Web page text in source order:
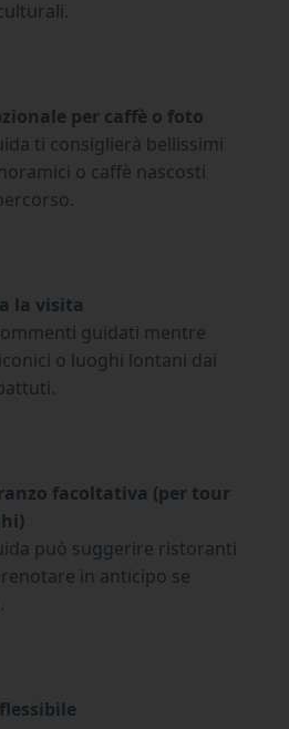
per caffè o foto
ti consiglierà bellissimi
o caffè nascosti
la visita
guidati mentre
o luoghi lontani dai
facoltativa (per tour
può suggerire ristoranti
in anticipo se